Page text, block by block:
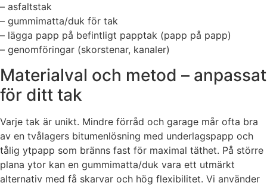
– asfaltstak
– gummimatta/duk för tak
– lägga papp på befintligt papptak (papp på papp)
– genomföringar (skorstenar, kanaler)
Materialval och metod – anpassat
för ditt tak
Varje tak är unikt. Mindre förråd och garage mår ofta bra
av en tvålagers bitumenlösning med underlagspapp och
tålig ytpapp som bränns fast för maximal täthet. På större
plana ytor kan en gummimatta/duk vara ett utmärkt
alternativ med få skarvar och hög flexibilitet. Vi använder